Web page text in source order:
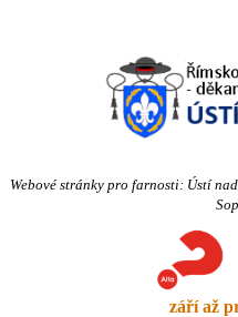
Webové stránky pro farnosti: Ústí
září až